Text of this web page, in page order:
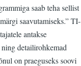
saab teha sellist
saavutamiseks.” TI-
antakse
detailirohkemad
on praeguseks soovi